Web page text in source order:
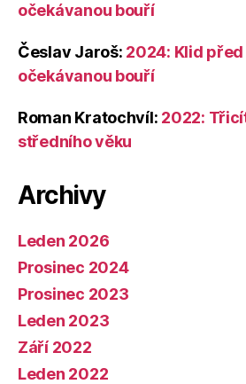
očekávanou bouří
Česlav Jaroš: 2024: Klid
očekávanou bouří
Roman Kratochvíl: 2022:
středního věku
Archivy
Leden 2026
Prosinec 2024
Prosinec 2023
Leden 2023
Září 2022
Leden 2022